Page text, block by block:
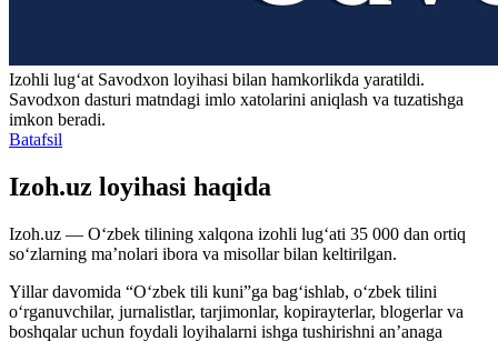
Izohli lugʻat Savodxon loyihasi bilan hamkorlikda yaratildi.
Savodxon dasturi matndagi imlo xatolarini aniqlash va tuzatishga
imkon beradi.
Batafsil
Izoh.uz loyihasi haqida
Izoh.uz — O‘zbek tilining xalqona izohli lug‘ati 35 000 dan ortiq
so‘zlarning ma’nolari ibora va misollar bilan keltirilgan.
Yillar davomida “O‘zbek tili kuni”ga bag‘ishlab, o‘zbek tilini
o‘rganuvchilar, jurnalistlar, tarjimonlar, kopirayterlar, blogerlar va
boshqalar uchun foydali loyihalarni ishga tushirishni an’anaga